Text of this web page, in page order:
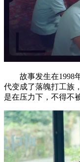
故事发生在1998年
代变成了落魄打工族
是在压力下，不得不